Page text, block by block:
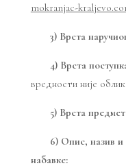
mokranjac-
3) Врста
4) Врста
вредности није
5) Врста
6) Опис, назив и
набавке: